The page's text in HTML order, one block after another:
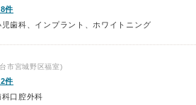
件
歯科、インプラント、ホワイトニング
市宮城野区福室)
件
口腔外科